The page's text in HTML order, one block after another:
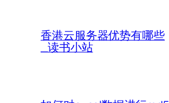
香港云服务器优势有哪些
_读书小站